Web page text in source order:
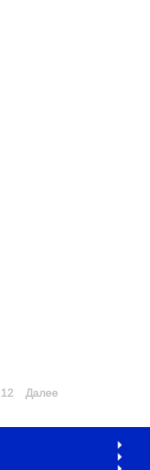
12 Далее